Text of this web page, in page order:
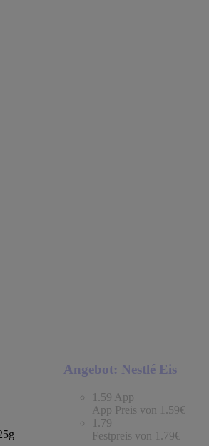
Angebot: Nestlé Eis
1.59 App
App Preis von 1.59€
1.79
Festpreis von 1.79€